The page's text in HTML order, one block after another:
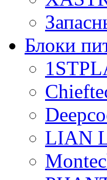
Блоки
LIAN